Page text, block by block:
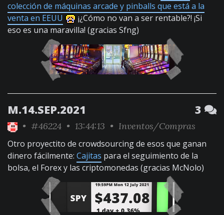
colección de máquinas arcade y pinballs que está a la
venta en EEUU
¡¿Cómo no van a ser rentable?! ¡Si
eso es una maravilla! (gracias Sfng)
M.14.SEP.2021 3
• #46224 • 13:44:13 • Inventos/Compras
Otro proyectito de crowdsourcing de esos que ganan
dinero fácilmente: Cajitas para el seguimiento de la
bolsa, el Forex y las criptomonedas (gracias McNolo)